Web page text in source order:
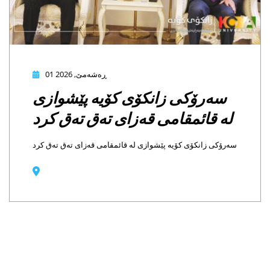
زانکۆی کۆیە پێشوازی
قەزای تەق تەق کرد
زانکۆی کۆیە پێشوازی لە قائمقامی قەزای تەق تەق کرد